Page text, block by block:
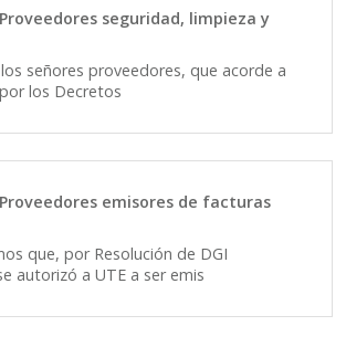
seguridad, limpieza y
señores proveedores, que acorde a
los Decretos
emisores de facturas
que, por Resolución de DGI
autorizó a UTE a ser emis